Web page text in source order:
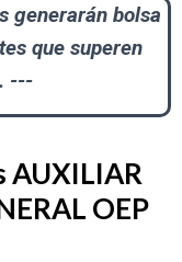
generarán bolsa
que superen
---
AUXILIAR
OEP